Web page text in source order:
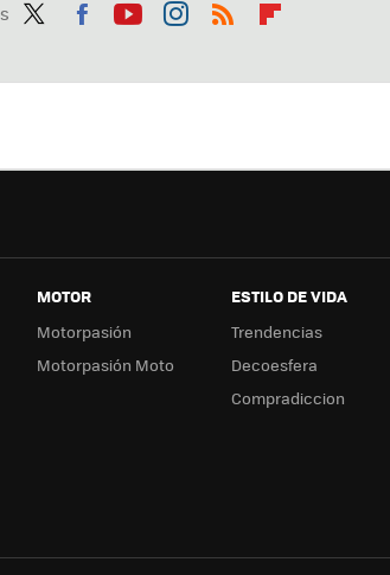
ter
ebo tub agr
boa
MOTOR
Motorpasión
Motorpasión Moto
ESTILO DE VIDA
Trendencias
Decoesfera
Compradiccion